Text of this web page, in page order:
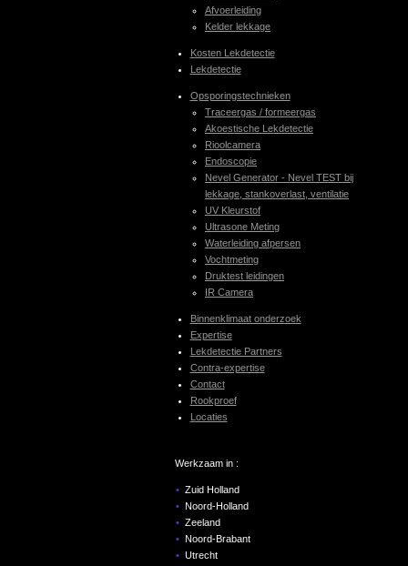
Afvoerleiding
Kelder lekkage
Kosten Lekdetectie
Lekdetectie
Opsporingstechnieken
Traceergas / formeergas
Akoestische Lekdetectie
Rioolcamera
Endoscopie
Nevel Generator - Nevel TEST bij
lekkage, stankoverlast, ventilatie
UV Kleurstof
Ultrasone Meting
Waterleiding afpersen
Vochtmeting
Druktest leidingen
IR Camera
Binnenklimaat onderzoek
Expertise
Lekdetectie Partners
Contra-expertise
Contact
Rookproef
Locaties
Werkzaam in :
Zuid Holland
Noord-Holland
Zeeland
Noord-Brabant
Utrecht